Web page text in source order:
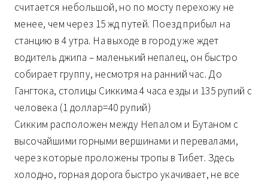
считается небольшой, но по мосту перехожу не
менее, чем через 15 жд путей. Поезд прибыл на
станцию в 4 утра. На выходе в город уже ждет
водитель джипа – маленький непалец, он быстро
собирает группу, несмотря на ранний час. До
Гангтока, столицы Сиккима 4 часа езды и 135 рупий с
человека (1 доллар=40 рупий)
Сикким расположен между Непалом и Бутаном с
высочайшими горными вершинами и перевалами,
через которые проложены тропы в Тибет. Здесь
холодно, горная дорога быстро укачивает, не все